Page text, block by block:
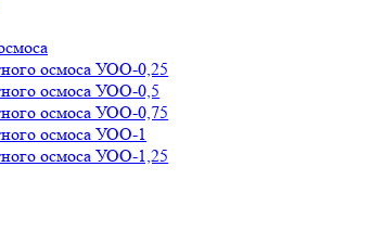
осмоса УОО-0,25
осмоса УОО-0,5
осмоса УОО-0,75
осмоса УОО-1
осмоса УОО-1,25